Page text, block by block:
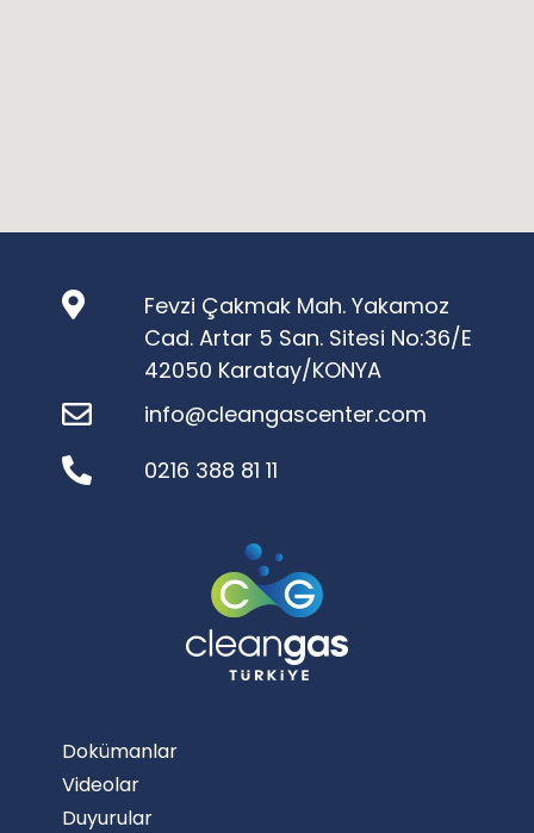
Fevzi Çakmak Mah. Yakamoz
Cad. Artar 5 San. Sitesi No:36/E
42050 Karatay/KONYA
info@cleangascenter.com
0216 388 81 11
Dokümanlar
Videolar
Duyurular